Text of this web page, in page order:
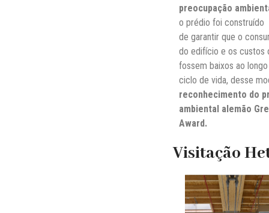
preocupação
o prédio foi
de garantir que o
do edifício e os custos
fossem baixos ao
ciclo de vida, desse
reconhecimento do
ambiental alemão
Award.
Visitação